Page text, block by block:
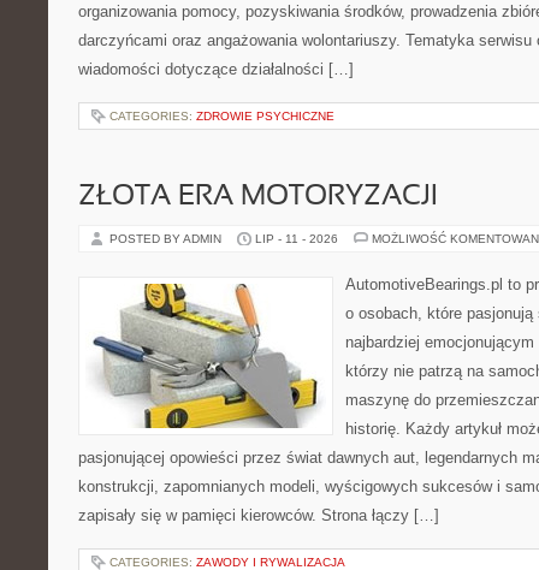
organizowania pomocy, pozyskiwania środków, prowadzenia
darczyńcami oraz angażowania wolontariuszy. Tematyka
wiadomości dotyczące działalności […]
CATEGORIES: ZDROWIE PSYCHICZNE
ZŁOTA ERA MOTORYZACJI
POSTED BY ADMIN LIP - 11 - 2026 MOŻLIWOŚĆ
AutomotiveBearings.pl to
o osobach, które
najbardziej
którzy nie patrzą na
maszynę do
historię. Każdy artykuł
pasjonującej opowieści przez świat dawnych aut, legendarnych
konstrukcji, zapomnianych modeli, wyścigowych sukcesów i
zapisały się w pamięci kierowców. Strona łączy […]
CATEGORIES: ZAWODY I RYWALIZACJA